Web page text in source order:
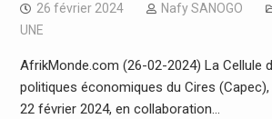
26 février 2024 Nafy SANOGO
UNE
AfrikMonde.com (26-02-2024) La Cellule
politiques économiques du Cires
22 février 2024, en collaboration…